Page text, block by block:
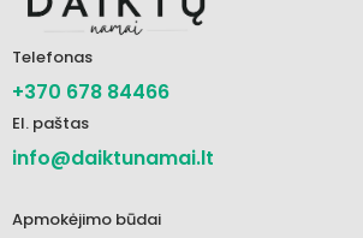
Telefonas
+370 678 84466
El. paštas
info@daiktunamai.lt
Apmokėjimo būdai